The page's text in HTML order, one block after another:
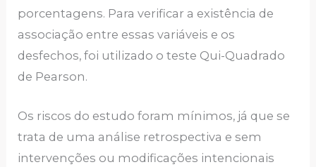
porcentagens. Para verificar a existência de
associação entre essas variáveis e os
desfechos, foi utilizado o teste Qui-Quadrado
de Pearson.
Os riscos do estudo foram mínimos, já que se
trata de uma análise retrospectiva e sem
intervenções ou modificações intencionais